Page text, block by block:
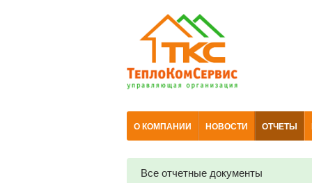
О КОМПАНИИ НОВОСТИ ОТЧЕТЫ
Все отчетные документы